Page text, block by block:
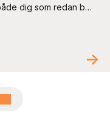
dig som redan bor